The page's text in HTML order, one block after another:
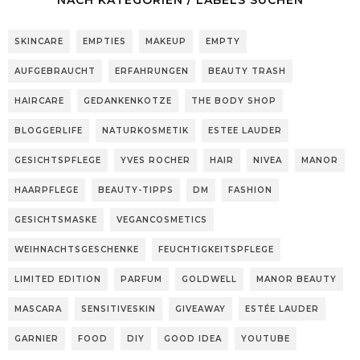
SKINCARE EMPTIES MAKEUP EMPTY
AUFGEBRAUCHT ERFAHRUNGEN BEAUTY TRASH
HAIRCARE GEDANKENKOTZE THE BODY SHOP
BLOGGERLIFE NATURKOSMETIK ESTEE LAUDER
GESICHTSPFLEGE YVES ROCHER HAIR NIVEA MANOR
HAARPFLEGE BEAUTY-TIPPS DM FASHION
GESICHTSMASKE VEGANCOSMETICS
WEIHNACHTSGESCHENKE FEUCHTIGKEITSPFLEGE
LIMITED EDITION PARFUM GOLDWELL MANOR BEAUTY
MASCARA SENSITIVESKIN GIVEAWAY ESTÉE LAUDER
GARNIER FOOD DIY GOOD IDEA YOUTUBE